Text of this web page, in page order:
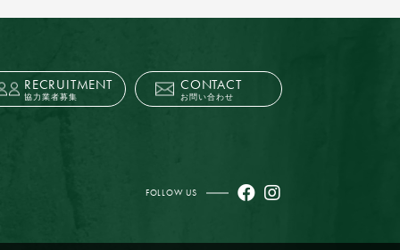
RECRUITMENT
協力業者募集
CONTACT
お問い合わせ
FOLLOW US